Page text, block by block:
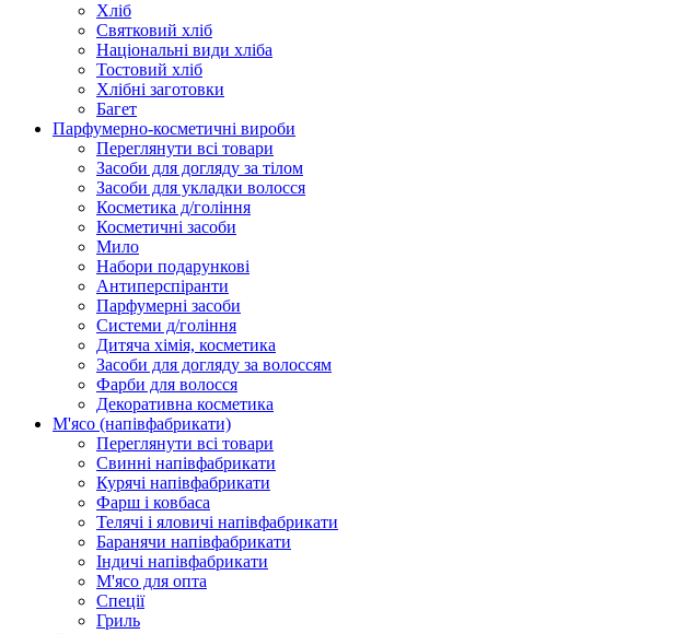
Хліб
Святковий хліб
Національні види хліба
Тостовий хліб
Хлібні заготовки
Багет
Парфумерно-косметичні вироби
Переглянути всі товари
Засоби для догляду за тілом
Засоби для укладки волосся
Косметика д/гоління
Косметичні засоби
Мило
Набори подарункові
Антиперспіранти
Парфумерні засоби
Системи д/гоління
Дитяча хімія, косметика
Засоби для догляду за волоссям
Фарби для волосся
Декоративна косметика
М'ясо (напiвфабрикати)
Переглянути всі товари
Свиннi напiвфабрикати
Курячi напiвфабрикати
Фарш i ковбаса
Телячi i яловичi напiвфабрикати
Баранячи напiвфабрикати
Iндичi напiвфабрикати
М'ясо для опта
Спеції
Гриль